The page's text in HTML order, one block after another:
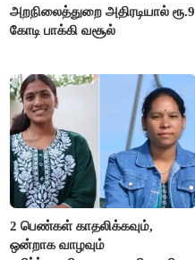
அறநிலைத்துறை அதிரடியால் ரூ.9
கோடி பாக்கி வசூல்
2 பெண்கள் காதலிக்கவும்,
ஒன்றாக வாழவும்